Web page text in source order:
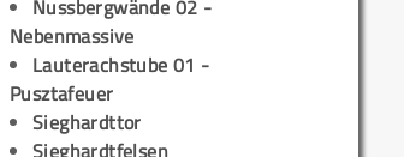
Nussbergwände 02 -
Nebenmassive
Lauterachstube 01 -
Pusztafeuer
Sieghardttor